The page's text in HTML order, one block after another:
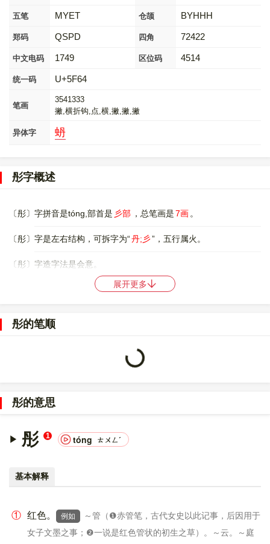
五笔 MYET 仓颉 BYHHH
郑码 QSPD 四角 72422
中文电码 1749 区位码 4514
统一码 U+5F64
笔画
3541333
撇,横折钩,点,横,撇,撇,撇
异体字 蚒
彤字概述
〔彤〕字拼音是tóng,部首是 彡部 ，总笔画是7画 。
〔彤〕字是左右结构，可拆字为“丹;彡”，五行属火。
〔彤〕字造字法是会意。
BYHHH，五笔是MYET，四角号码是
〔彤〕字的UNICODE是
00005F64，UTF-8：E5 BD A4。
〔彤〕字的异体字是
展开更多
彤的笔顺
Loading...
彤的意思
彤 1 tóng ㄊㄨㄥˊ
基本解释
① 红色。 例如
～管（❶赤管笔，古代女史以此记事，后因用于
女子文墨之事；❷一说是红色管状的初生之草）。～云。～庭